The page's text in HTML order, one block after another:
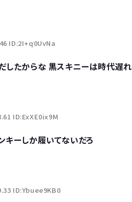
ID:2I+q0UvNa
したからな 黒スキニーは時代遅れ
ID:ExXE0ix9M
キーしか履いてないだろ
ID:Ybuee9KB0